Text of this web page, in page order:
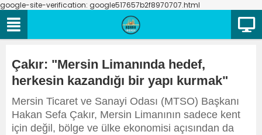
google-site-verification: google517657b2f8970707.html
Çakır: "Mersin Limanında hedef,
herkesin kazandığı bir yapı kurmak"
Mersin Ticaret ve Sanayi Odası (MTSO) Başkanı
Hakan Sefa Çakır, Mersin Limanının sadece kent
için değil, bölge ve ülke ekonomisi açısından da